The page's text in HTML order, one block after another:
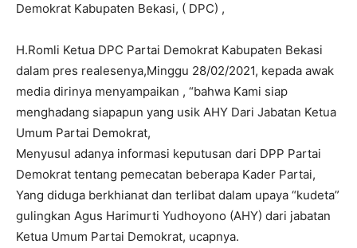
Demokrat Kabupaten Bekasi, ( DPC) ,
H.Romli Ketua DPC Partai Demokrat Kabupaten Bekasi
dalam pres realesenya,Minggu 28/02/2021, kepada awak
media dirinya menyampaikan , “bahwa Kami siap
menghadang siapapun yang usik AHY Dari Jabatan Ketua
Umum Partai Demokrat,
Menyusul adanya informasi keputusan dari DPP Partai
Demokrat tentang pemecatan beberapa Kader Partai,
Yang diduga berkhianat dan terlibat dalam upaya “kudeta”
gulingkan Agus Harimurti Yudhoyono (AHY) dari jabatan
Ketua Umum Partai Demokrat, ucapnya.